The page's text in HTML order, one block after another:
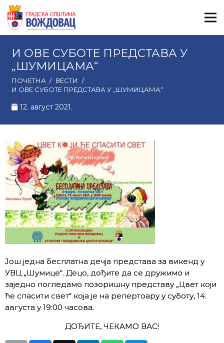
И ОВЕ СУБОТЕ ПРЕДСТАВА У
„ШУМИЦАМА“
ПОЧЕТНА / ВЕСТИ
/
И ОВЕ СУБОТЕ ПРЕДСТАВА У „ШУМИЦАМА“
12. август 2021.
Још једна бесплатна дечја представа за викенд у
УВЦ „Шумице“. Децо, дођите да се дружимо и
заједно погледамо позоришну представу „Цвет који
ће спасити свет“ која је на репертоару у суботу, 14.
августа у 19:00 часова.
ДОЂИТЕ, ЧЕКАМО ВАС!